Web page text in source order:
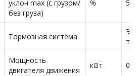
уклон max (с грузом/
без груза)
% 5/
Тормозная система
Мощность
двигателя движения
кВт